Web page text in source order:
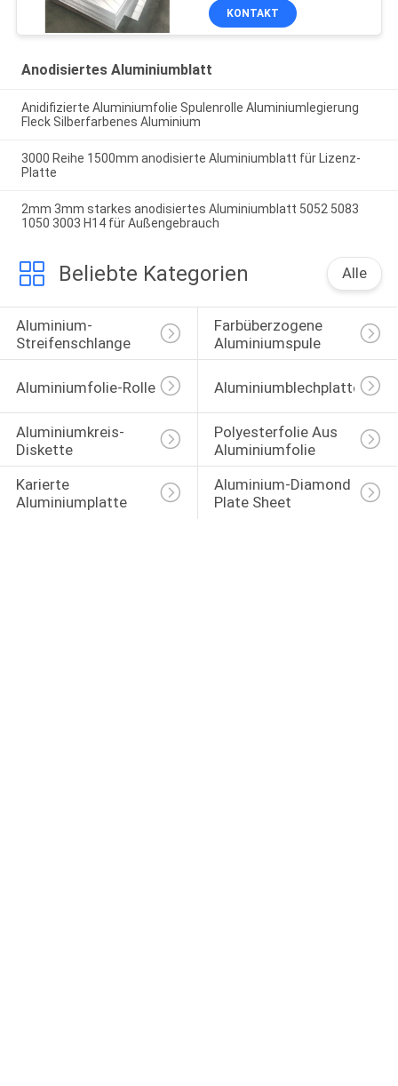
KONTAKT
Anodisiertes Aluminiumblatt
Anidifizierte Aluminiumfolie Spulenrolle Aluminiumlegierung
Fleck Silberfarbenes Aluminium
3000 Reihe 1500mm anodisierte Aluminiumblatt für Lizenz-
Platte
2mm 3mm starkes anodisiertes Aluminiumblatt 5052 5083
1050 3003 H14 für Außengebrauch
Beliebte Kategorien Alle
Aluminium-
Streifenschlange
Farbüberzogene
Aluminiumspule
Aluminiumfolie-Rolle Aluminiumblechplatte
Aluminiumkreis-
Diskette
Polyesterfolie Aus
Aluminiumfolie
Karierte
Aluminiumplatte
Aluminium-Diamond
Plate Sheet